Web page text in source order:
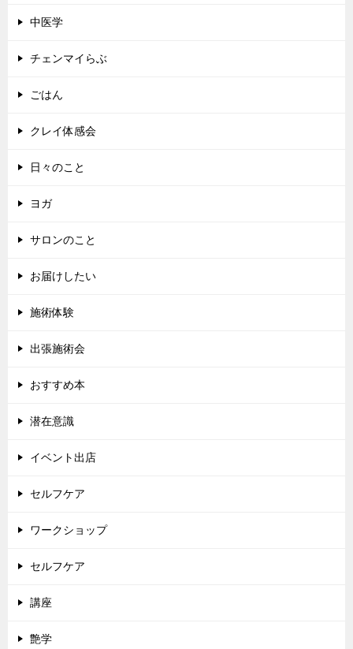
中医学
チェンマイらぶ
ごはん
クレイ体感会
日々のこと
ヨガ
サロンのこと
お届けしたい
施術体験
出張施術会
おすすめ本
潜在意識
イベント出店
セルフケア
ワークショップ
セルフケア
講座
艶学